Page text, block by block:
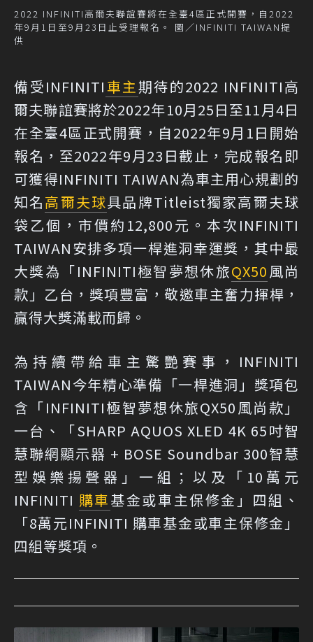
2022 INFINITI高爾夫聯誼賽將在全臺4區正式開賽，自2022
年9月1日至9月23日止受理報名。 圖／INFINITI TAIWAN提
供
備受INFINITI車主期待的2022 INFINITI高
爾夫聯誼賽將於2022年10月25日至11月4日
在全臺4區正式開賽，自2022年9月1日開始
報名，至2022年9月23日截止，完成報名即
可獲得INFINITI TAIWAN為車主用心規劃的
知名高爾夫球具品牌Titleist獨家高爾夫球
袋乙個，市價約12,800元。本次INFINITI
TAIWAN安排多項一桿進洞幸運獎，其中最
大獎為「INFINITI極智夢想休旅QX50風尚
款」乙台，獎項豐富，敬邀車主奮力揮桿，
贏得大獎滿載而歸。
為持續帶給車主驚艷賽事，INFINITI
TAIWAN今年精心準備「一桿進洞」獎項包
含「INFINITI極智夢想休旅QX50風尚款」
一台、「SHARP AQUOS XLED 4K 65吋智
慧聯網顯示器 + BOSE Soundbar 300智慧
型娛樂揚聲器」一組；以及「10萬元
INFINITI 購車基金或車主保修金」四組、
「8萬元INFINITI 購車基金或車主保修金」
四組等獎項。